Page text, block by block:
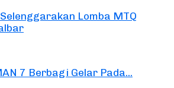
Lomba MTQ
7 Berbagi Gelar Pada...